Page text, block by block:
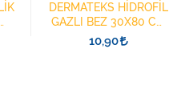
DERMATEKS HİDROFİL
GAZLI BEZ 30X80 CM
(30x40CM) SPANÇ 2
ADET
10,90